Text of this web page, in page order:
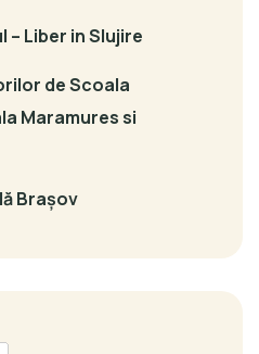
– Liber in Slujire
de Scoala
Maramures si
Brașov